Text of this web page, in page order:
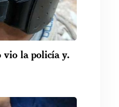
la policía y.